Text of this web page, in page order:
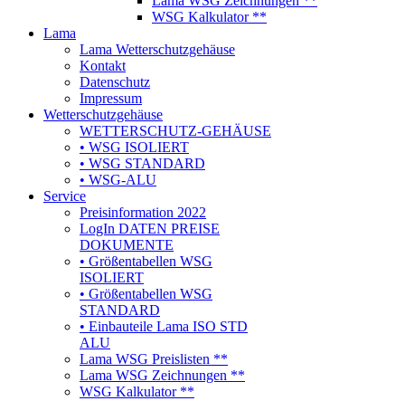
WSG Kalkulator **
Lama
Lama Wetterschutzgehäuse
Kontakt
Datenschutz
Impressum
Wetterschutzgehäuse
WETTERSCHUTZ-GEHÄUSE
• WSG ISOLIERT
• WSG STANDARD
• WSG-ALU
Service
Preisinformation 2022
LogIn DATEN PREISE
DOKUMENTE
• Größentabellen WSG
ISOLIERT
• Größentabellen WSG
STANDARD
• Einbauteile Lama ISO STD
ALU
Lama WSG Preislisten **
Lama WSG Zeichnungen **
WSG Kalkulator **